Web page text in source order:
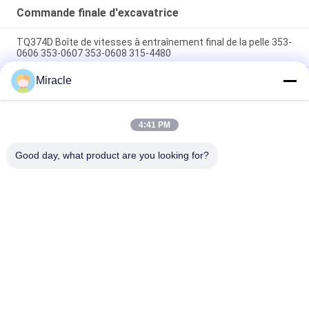
Commande finale d'excavatrice
TQ374D Boîte de vitesses à entraînement final de la pelle 353-
0606 353-0607 353-0608 315-4480
353-0528 333-3036 Excavateur à entraînement final moteur
hydraulique adapté TQ345D TQ349D
Danfoss BMVT41 moteur hydraulique d'entraînement final
peut être adapté à 5 ~ 6 tonnes de chargeurs de roulement à
Miracle
4:41 PM
Good day, what product are you looking for?